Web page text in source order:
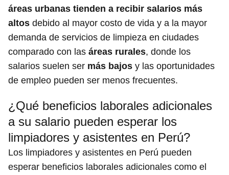
áreas urbanas tienden a recibir salarios más
altos debido al mayor costo de vida y a la mayor
demanda de servicios de limpieza en ciudades
comparado con las áreas rurales, donde los
salarios suelen ser más bajos y las oportunidades
de empleo pueden ser menos frecuentes.
¿Qué beneficios laborales adicionales
a su salario pueden esperar los
limpiadores y asistentes en Perú?
Los limpiadores y asistentes en Perú pueden
esperar beneficios laborales adicionales como el